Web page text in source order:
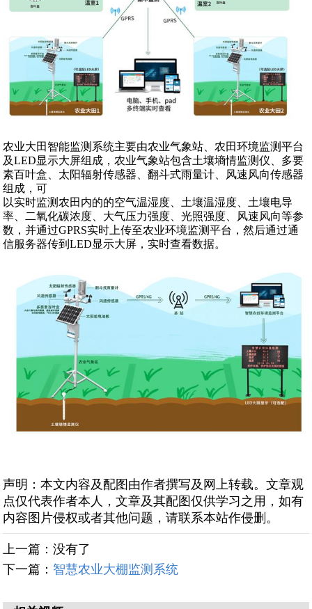
农业大田智能监测系统主要由农业气象站、农田环境监测平台
及LED显示大屏组成，农业气象站包含土壤墒情监测仪、多要
素百叶盒、太阳辐射传感器、翻斗式雨量计、风速风向传感器
组成，可
以实时监测农田内的的空气温湿度、土壤温湿度、土壤电导
率、二氧化碳浓度、大气压力强度、光照强度、风速风向等参
数，并通过GPRS实时上传至农业环境监测平台，然后通过通
信服务器传到LED显示大屏，实时查看数据。
声明：本文内容及配图由作者撰写及网上转载。文章观
点仅代表作者本人，文章及其配图仅供学习之用，如有
内容图片侵权或者其他问题，请联系本站作侵删。
上一篇：没有了
下一篇： 智慧农业大棚监测系统